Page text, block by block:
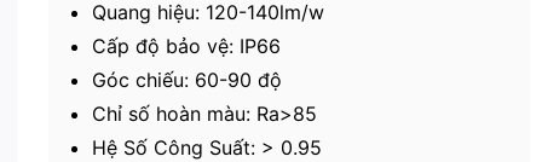
Quang hiệu: 120-140lm/w
Cấp độ bảo vệ: IP66
Góc chiếu: 60-90 độ
Chỉ số hoàn màu: Ra>85
Hệ Số Công Suất: > 0.95